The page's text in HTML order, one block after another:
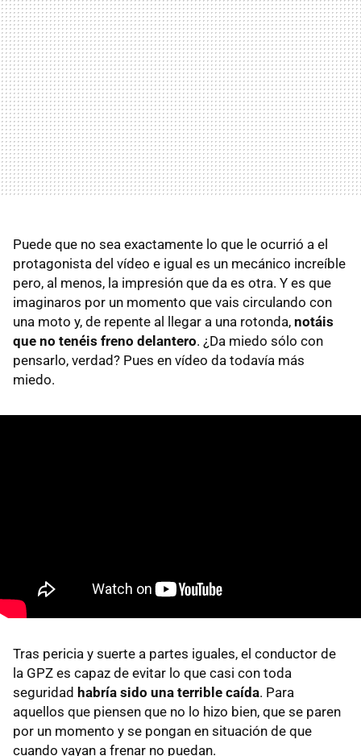
Puede que no sea exactamente lo que le ocurrió a el
protagonista del vídeo e igual es un mecánico increíble
pero, al menos, la impresión que da es otra. Y es que
imaginaros por un momento que vais circulando con
una moto y, de repente al llegar a una rotonda, notáis
que no tenéis freno delantero. ¿Da miedo sólo con
pensarlo, verdad? Pues en vídeo da todavía más
miedo.
Tras pericia y suerte a partes iguales, el conductor de
la GPZ es capaz de evitar lo que casi con toda
seguridad habría sido una terrible caída. Para
aquellos que piensen que no lo hizo bien, que se paren
por un momento y se pongan en situación de que
cuando vayan a frenar no puedan.